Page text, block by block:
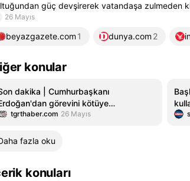
güç devşirerek vatandaşa zulmeden
26 Mayıs
beyazgazete.com 1 dunya.com 2
konular
dakika | Cumhurbaşkanı
görevini kötüye
net mesaj! 'Gözünün yaşına
tgrthaber.com 26 Mayıs
fazla oku
konuları